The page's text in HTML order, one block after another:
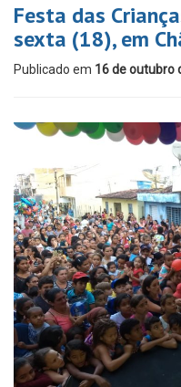
Festa das
sexta (18), em
Publicado em 16 de outubro